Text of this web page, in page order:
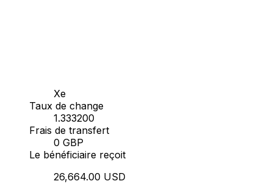
Xe
Taux de change
1.333200
Frais de transfert
0 GBP
Le bénéficiaire reçoit
26,664.00 USD